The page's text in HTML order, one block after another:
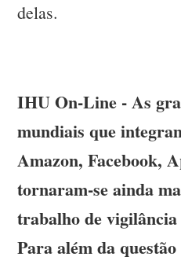
delas.
IHU On-Line - As
mundiais que
Amazon, Facebook,
tornaram-se ainda
trabalho de
Para além da